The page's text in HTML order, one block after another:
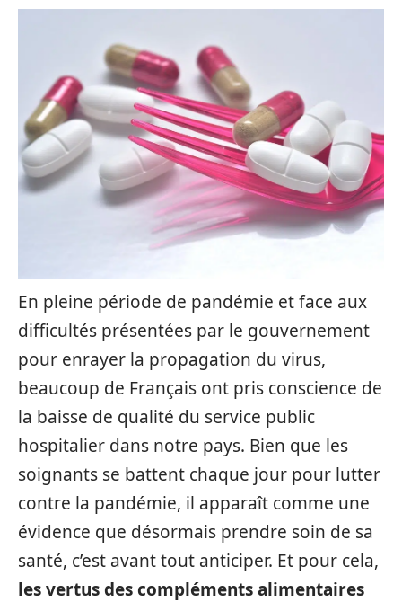
En pleine période de pandémie et face aux
difficultés présentées par le gouvernement
pour enrayer la propagation du virus,
beaucoup de Français ont pris conscience de
la baisse de qualité du service public
hospitalier dans notre pays. Bien que les
soignants se battent chaque jour pour lutter
contre la pandémie, il apparaît comme une
évidence que désormais prendre soin de sa
santé, c’est avant tout anticiper. Et pour cela,
les vertus des compléments alimentaires